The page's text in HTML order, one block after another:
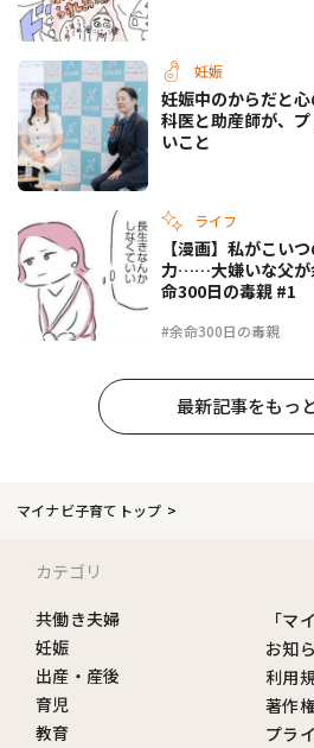
妊娠
妊娠中のからだと
科医と助産師が、
いこと
ライフ
#余命300日の毒親
【漫画】私がこい
力……大嫌いな父が
命300日の毒親 #1
最新記事をもっ
マイナビ子育てトップ
カテゴリ
共働き夫婦
妊娠
出産・産後
育児
教育
「マ
お知
利用
著作
プラ